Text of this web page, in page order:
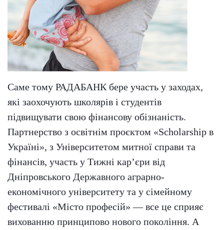
Саме тому РАДАБАНК бере участь у заходах,
які заохочують школярів і студентів
підвищувати свою фінансову обізнаність.
Партнерство з освітнім проєктом «Scholarship в
Україні», з Університетом митної справи та
фінансів, участь у Тижні кар’єри від
Дніпровського Державного аграрно-
економічного університету та у сімейному
фестивалі «Місто професій» — все це сприяє
вихованню принципово нового покоління. А